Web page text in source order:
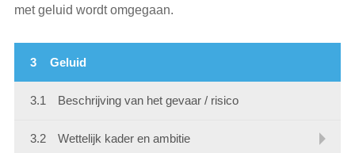
met geluid wordt omgegaan.
3 Geluid
3.1 Beschrijving van het gevaar / risico
3.2 Wettelijk kader en ambitie